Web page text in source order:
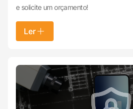
e solicite um orçamento!
Ler